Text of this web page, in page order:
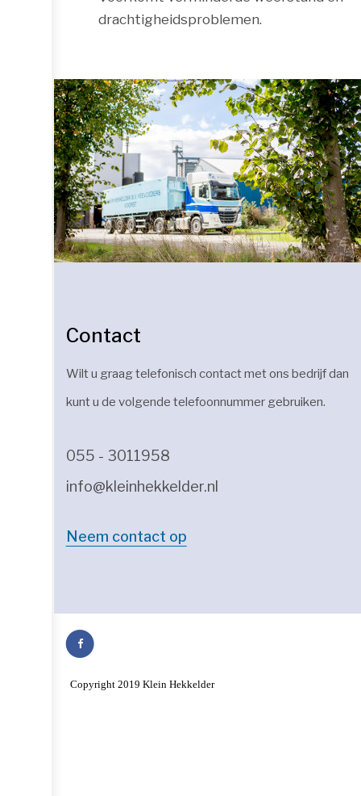
drachtigheidsproblemen.
Contact
Wilt u graag telefonisch contact met ons bedrijf dan
kunt u de volgende telefoonnummer gebruiken.
055 - 3011958
info@kleinhekkelder.nl
Neem contact op
Copyright 2019 Klein Hekkelder